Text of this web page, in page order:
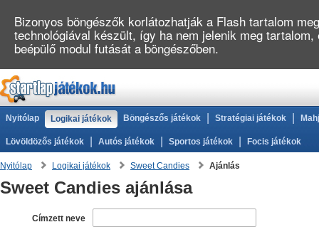
Nyitólap Logikai játékok Böngészős játékok Stratégiai játékok
Lövöldözős játékok Autós játékok Sportos játékok Focis játékok
Nyitólap Logikai játékok Sweet Candies Ajánlás
Sweet Candies ajánlása
Címzett neve
Bizonyos böngészők korlátozhatják a Flash tartalom
technológiával készült, így ha nem jelenik meg
beépülő modul futását a böngészőben.